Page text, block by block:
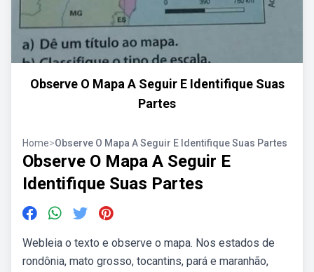
Observe O Mapa A Seguir E Identifique Suas
Partes
Home>Observe O Mapa A Seguir E Identifique Suas Partes
Observe O Mapa A Seguir E
Identifique Suas Partes
Webleia o texto e observe o mapa. Nos estados de
rondônia, mato grosso, tocantins, pará e maranhão,